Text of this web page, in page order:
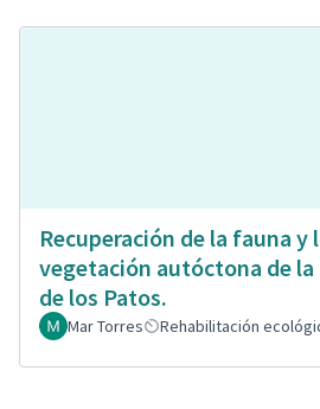
Recuperación de la fauna y
vegetación autóctona de la
de los Patos.
Mar Torres Rehabilitación